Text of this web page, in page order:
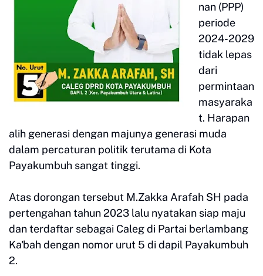
nan (PPP)
periode
2024-2029
tidak lepas
dari
permintaan
masyaraka
t. Harapan
alih generasi dengan majunya generasi muda
dalam percaturan politik terutama di Kota
Payakumbuh sangat tinggi.
Atas dorongan tersebut M.Zakka Arafah SH pada
pertengahan tahun 2023 lalu nyatakan siap maju
dan terdaftar sebagai Caleg di Partai berlambang
Ka'bah dengan nomor urut 5 di dapil Payakumbuh
2.